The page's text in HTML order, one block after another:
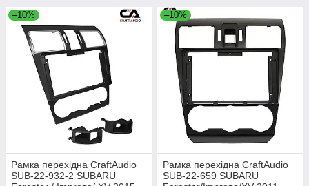
–10%
Рамка перехідна CraftAudio
SUB-22-932-2 SUBARU
–10%
Рамка перехідна CraftAudio
SUB-22-659 SUBARU